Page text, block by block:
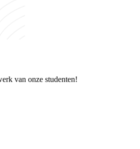
van onze studenten!